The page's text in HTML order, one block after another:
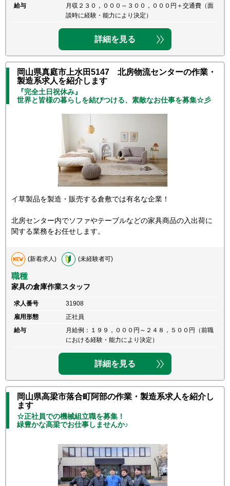
給与
月収２３０，０００～３００，０００円＋交通費（面
談時に経験・能力により決定）
詳細を見る
岡山県真庭市上水田5147 北房物流センターの作業・
製造系求人を紹介します
『完全土日祝休み』
世界と皆様の暮らしを結びつける、素敵なお仕事を募集☆彡
イ草製品を製造・販売する倉敷では有名な企業！
北房センター内でソファやテーブルなどの家具商品の入出荷に
関する業務をお任せします。
(新着求人) (未経験者可)
職種
家具の倉庫作業スタッフ
求人番号
31908
雇用形態
正社員
給与
月給例：１９９，０００円～２４８，５００円（前職
における経験・能力により決定）
詳細を見る
岡山県高梁市落合町阿部の作業・製造系求人を紹介し
ます
☆正社員での機械組立職を募集！
緑豊かな高梁でお仕事しませんか♪